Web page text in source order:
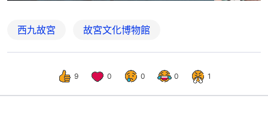
西九故宮 故宮文化博物館
9 0 0 0 1